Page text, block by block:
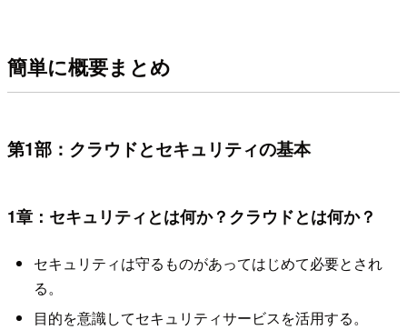
簡単に概要まとめ
第1部：クラウドとセキュリティの基本
1章：セキュリティとは何か？クラウドとは何か？
セキュリティは守るものがあってはじめて必要とされ
る。
目的を意識してセキュリティサービスを活用する。